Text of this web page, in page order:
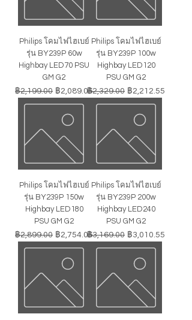
Philips โคมไฟไฮเบย์
รุ่น BY239P 60w
Highbay LED70 PSU
GM G2
ราคาปกติ
฿2,199.00 ราคาขายลด
฿2,089.05
Philips โคมไฟไฮเบย์
รุ่น BY239P 100w
Highbay LED120
PSU GM G2
ราคาปกติ
฿2,329.00 ราคาขายลด
฿2,212.55
Philips โคมไฟไฮเบย์
รุ่น BY239P 150w
Highbay LED180
PSU GM G2
ราคาปกติ
฿2,899.00 ราคาขายลด
฿2,754.05
Philips โคมไฟไฮเบย์
รุ่น BY239P 200w
Highbay LED240
PSU GM G2
ราคาปกติ
฿3,169.00 ราคาขายลด
฿3,010.55